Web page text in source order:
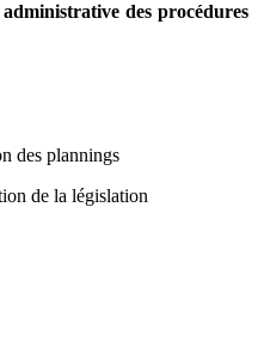
des procédures
des plannings
de la législation